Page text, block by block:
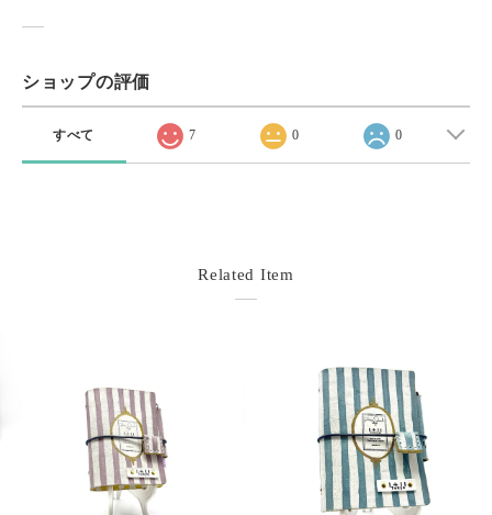
ショップの評価
すべて 7 0 0
Related Item